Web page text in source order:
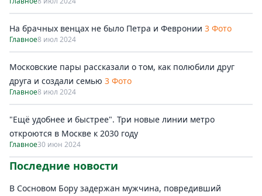
На брачных венцах не было Петра и Февронии 3 Фото
Главное8 июл 2024
Московские пары рассказали о том, как полюбили друг
друга и создали семью 3 Фото
Главное8 июл 2024
"Ещё удобнее и быстрее". Три новые линии метро
откроются в Москве к 2030 году
Главное30 июн 2024
Последние новости
В Сосновом Бору задержан мужчина, повредивший